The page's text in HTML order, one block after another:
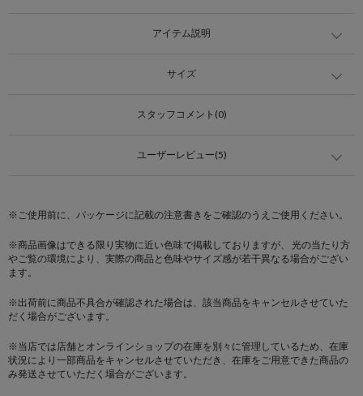
アイテム説明
サイズ
スタッフコメント(0)
ユーザーレビュー(5)
※ご使用前に、パッケージに記載の注意書きをご確認のうえご使用ください。
※商品画像はできる限り実物に近い色味で掲載しておりますが、 光の当たり方
やご覧の環境により、実際の商品と色味やサイズ感が若干異なる場合がござい
ます。
※出荷前に商品不具合が確認された場合は、該当商品をキャンセルさせていた
だく場合がございます。
※当店では店舗とオンラインショップの在庫を別々に管理しているため、在庫
状況により一部商品をキャンセルさせていただき、在庫をご用意できた商品の
み発送させていただく場合がございます。